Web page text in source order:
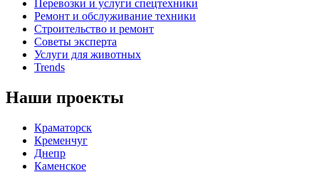
Перевозки и услуги спецтехники
Ремонт и обслуживание техники
Строительство и ремонт
Советы эксперта
Услуги для животных
Trends
Наши проекты
Краматорск
Кременчуг
Днепр
Каменское